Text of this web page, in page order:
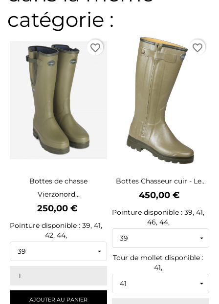
catégorie :
Bottes de chasse
Vierzonord...
Prix
250,00 €
Pointure disponible : 39, 41,
42, 44,
AJOUTER AU PANIER
favorite_border
Bottes Chasseur cuir - Le...
Prix
450,00 €
Pointure disponible : 39, 41,
46, 44,
Tour de mollet disponible :
41,
favorite_border